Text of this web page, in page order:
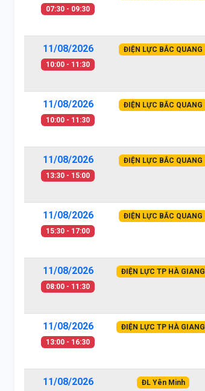
07:30 - 09:30
11/08/2026
10:00 - 11:30
ĐIỆN LỰC BẮC QUANG
11/08/2026
10:00 - 11:30
ĐIỆN LỰC BẮC QUANG
11/08/2026
13:30 - 15:00
ĐIỆN LỰC BẮC QUANG
11/08/2026
15:30 - 17:00
ĐIỆN LỰC BẮC QUANG
11/08/2026
08:00 - 11:30
ĐIỆN LỰC TP HÀ GIANG
11/08/2026
13:00 - 16:30
ĐIỆN LỰC TP HÀ GIANG
11/08/2026 ĐL Yên Minh